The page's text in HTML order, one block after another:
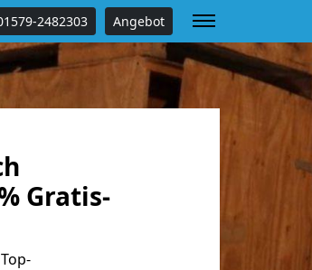
2482303 Angebot
Gratis-